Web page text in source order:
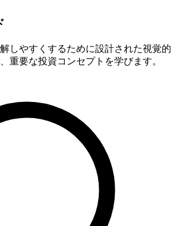
しやすくするために設計された視覚的
重要な投資コンセプトを学びます。